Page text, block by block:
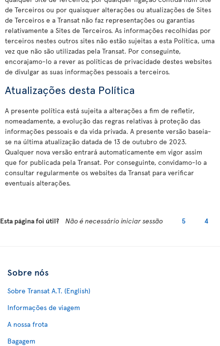
de Terceiros ou por quaisquer alterações ou atualizações de Sites
de Terceiros e a Transat não faz representações ou garantias
relativamente a Sites de Terceiros. As informações recolhidas por
terceiros nestes outros sites não estão sujeitas a esta Política, uma
vez que não são utilizadas pela Transat. Por conseguinte,
encorajamo-lo a rever as políticas de privacidade destes websites
de divulgar as suas informações pessoais a terceiros.
Atualizações desta Política
A presente política está sujeita a alterações a fim de refletir,
nomeadamente, a evolução das regras relativas à proteção das
informações pessoais e da vida privada. A presente versão baseia-
se na última atualização datada de 13 de outubro de 2023.
Qualquer nova versão entrará automaticamente em vigor assim
que for publicada pela Transat. Por conseguinte, convidamo-lo a
consultar regularmente os websites da Transat para verificar
eventuais alterações.
Esta página foi útil? Não é necessário iniciar sessão 5 4
Sobre nós
Sobre Transat A.T. (English)
Informações de viagem
A nossa frota
Bagagem